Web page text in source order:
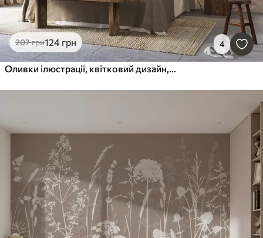
207грн124 грн 4
Оливки ілюстрації, квітковий дизайн, тропічний, акварель, велике листя, бежевого кольору